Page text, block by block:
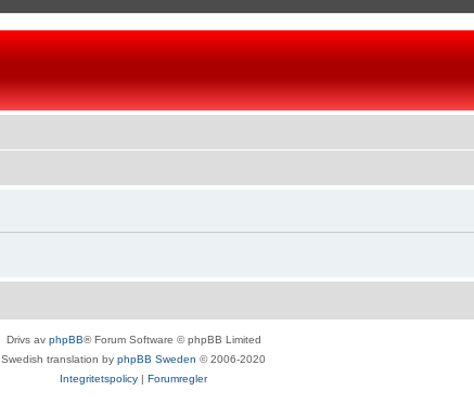
Drivs av phpBB® Forum Software © phpBB Limited
Swedish translation by phpBB Sweden © 2006-2020
Integritetspolicy | Forumregler